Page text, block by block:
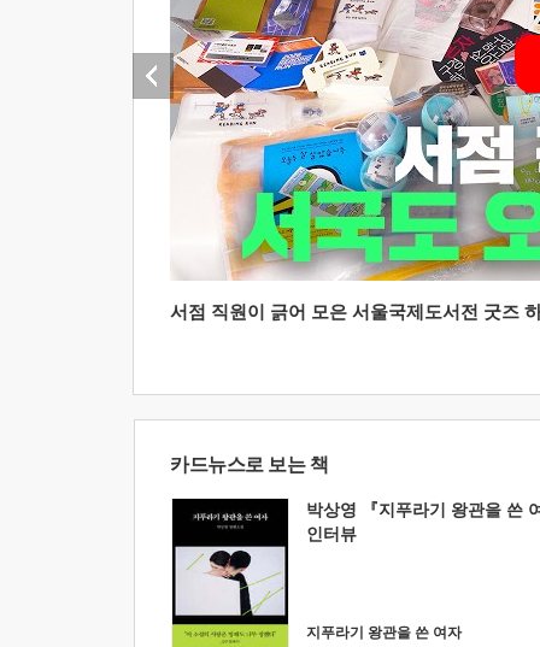
서점 직원이 긁어 모은 서울국제도서전 굿즈
카드뉴스로 보는 책
박상영 『지푸라기 왕관을 쓴
인터뷰
지푸라기 왕관을 쓴 여자